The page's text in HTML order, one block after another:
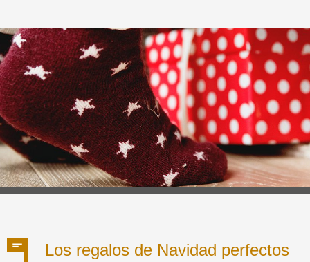
CARTELERA
EVENTOS
BLOG
Los regalos de Navidad perfectos